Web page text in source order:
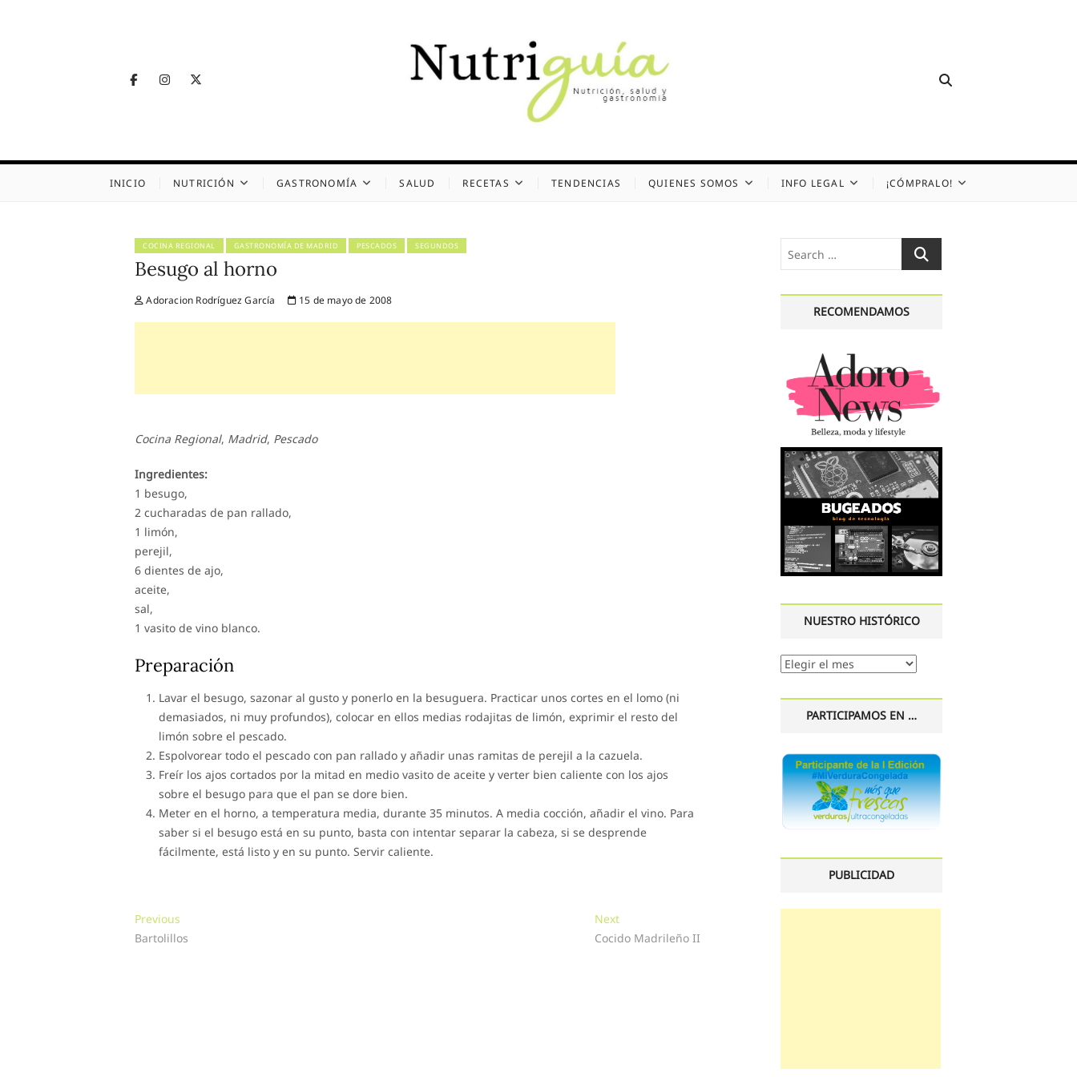
FacebookInstagram
INICIO NUTRICIÓN GASTRONOMÍA SALUD RECETAS TENDENCIAS QUIENES SOMOS INFO LEGAL ¡CÓMPRALO!
COCINA REGIONAL GASTRONOMÍA DE MADRID PESCADOS SEGUNDOS
Besugo al horno
Adoracion Rodríguez García 15 de mayo de 2008
Cocina Regional, Madrid, Pescado
Ingredientes:
1 besugo,
2 cucharadas de pan rallado,
1 limón,
perejil,
6 dientes de ajo,
aceite,
sal,
1 vasito de vino blanco.
Preparación
Lavar el besugo, sazonar al gusto y ponerlo en la besuguera. Practicar unos cortes en el lomo (ni
demasiados, ni muy profundos), colocar en ellos medias rodajitas de limón, exprimir el resto del
limón sobre el pescado.
Espolvorear todo el pescado con pan rallado y añadir unas ramitas de perejil a la cazuela.
Freír los ajos cortados por la mitad en medio vasito de aceite y verter bien caliente con los ajos
sobre el besugo para que el pan se dore bien.
Meter en el horno, a temperatura media, durante 35 minutos. A media cocción, añadir el vino. Para
saber si el besugo está en su punto, basta con intentar separar la cabeza, si se desprende
fácilmente, está listo y en su punto. Servir caliente.
Navegación
de
Previous
post:
Bartolillos
NextNext
post:
Cocido Madrileño II
Search
…
RECOMENDAMOS
NUESTRO HISTÓRICO
Nuestro
PARTICIPAMOS EN …
PUBLICIDAD